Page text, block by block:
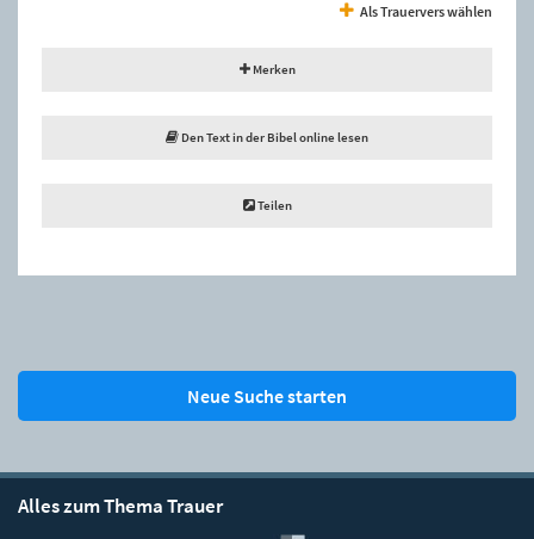
Als Trauervers wählen
Merken
Den Text in der Bibel online lesen
Teilen
Neue Suche starten
Alles zum Thema Trauer